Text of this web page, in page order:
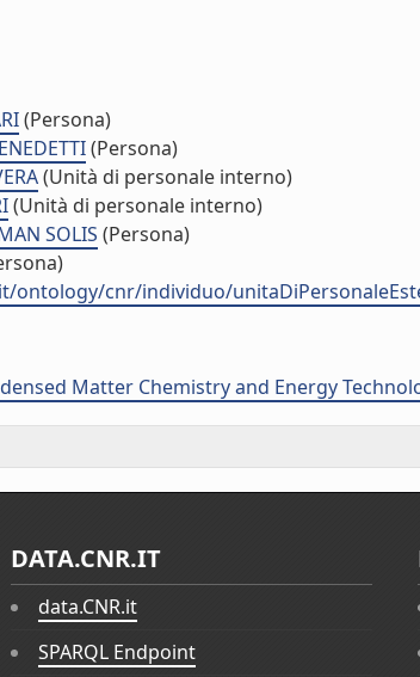
(Persona)
(Persona)
(Unità di personale interno)
(Unità di personale interno)
SOLIS (Persona)
ontology/cnr/individuo/
Matter Chemistry and Energy
DATA.CNR.IT
data.CNR.it
SPARQL Endpoint